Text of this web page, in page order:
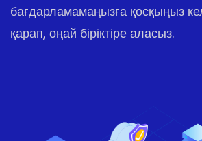
бағдарламамаңызға қосқыңыз
қарап, оңай біріктіре аласыз.